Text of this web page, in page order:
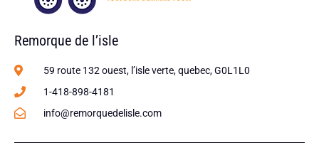
Remorque de l’isle
59 route 132 ouest, l’isle verte, quebec, G0L1L0
1-418-898-4181
info@remorquedelisle.com